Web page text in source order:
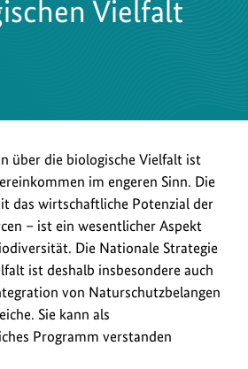
Vielfalt
über die biologische Vielfalt ist
im engeren Sinn. Die
das wirtschaftliche Potenzial der
– ist ein wesentlicher Aspekt
Die Nationale Strategie
ist deshalb insbesondere auch
von Naturschutzbelangen
Sie kann als
Programm verstanden